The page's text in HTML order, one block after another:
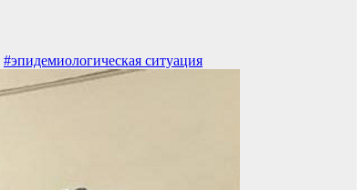
#эпидемиологическая ситуация